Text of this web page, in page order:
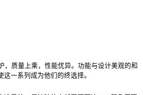
，质量上乘，性能优异。功能与设计美观的和
一系列成为他们的终选择。